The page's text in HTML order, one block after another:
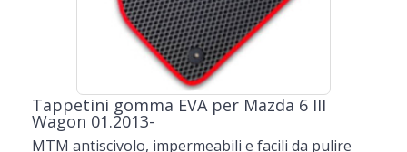
Tappetini gomma EVA per Mazda 6 III
Wagon 01.2013-
MTM antiscivolo, impermeabili e facili da pulire